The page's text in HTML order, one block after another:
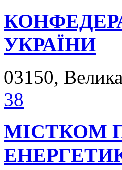
УКРАЇНИ
03150,
38
МІСТКОМ